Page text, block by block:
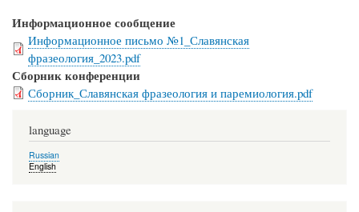
Информационное сообщение
Информационное письмо №1_Славянская
фразеология_2023.pdf
Сборник конференции
Сборник_Славянская фразеология и паремиология.pdf
language
Russian
English